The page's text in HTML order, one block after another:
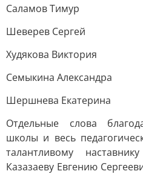
Саламов Тимур
Шеверев Сергей
Худякова Виктория
Семыкина Александра
Шершнева Екатерина
Отдельные слова
школы и весь
талантливому
Казазаеву Евгению